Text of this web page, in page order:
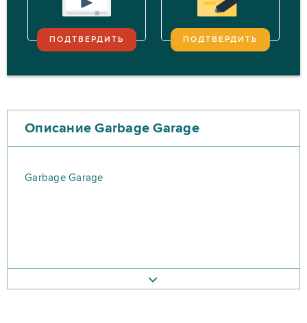
ПОДТВЕРДИТЬ ПОДТВЕРДИТЬ
Описание Garbage Garage
Garbage Garage